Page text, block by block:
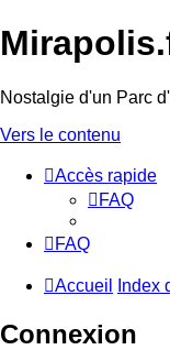
Nostalgie d'un Parc
Vers le contenu
Accès rapide
FAQ
FAQ
Accueil Index
Connexion